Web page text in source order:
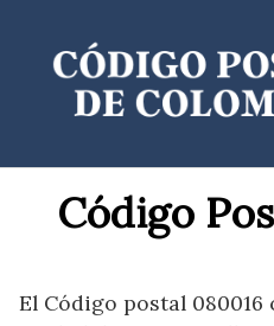
contenido
Código
El Código postal